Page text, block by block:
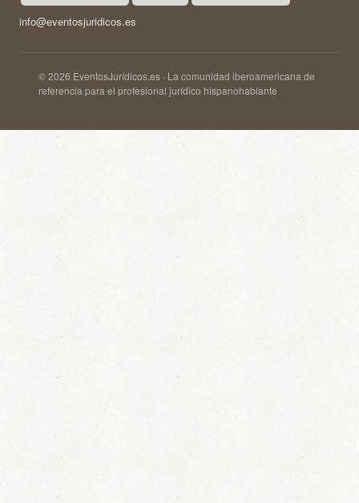
info@eventosjuridicos.es
© 2026 EventosJurídicos.es · La comunidad iberoamericana de
referencia para el profesional jurídico hispanohablante